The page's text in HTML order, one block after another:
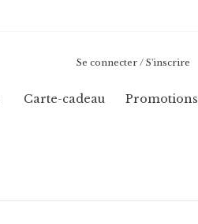
Carte-cadeau
Promotions
Se connecter / S'inscrire